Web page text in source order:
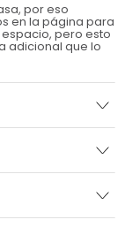
por eso
en la página para
pero esto
adicional que lo